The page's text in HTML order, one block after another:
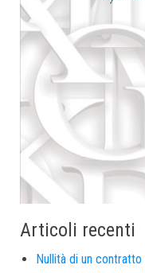
Articoli recenti
Nullità di un